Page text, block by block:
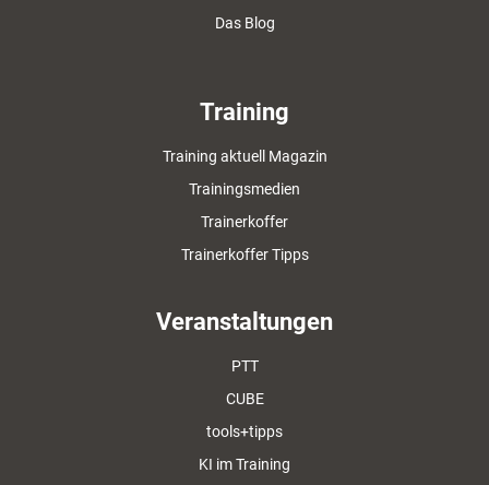
Das Blog
Training
Training aktuell Magazin
Trainingsmedien
Trainerkoffer
Trainerkoffer Tipps
Veranstaltungen
PTT
CUBE
tools+tipps
KI im Training